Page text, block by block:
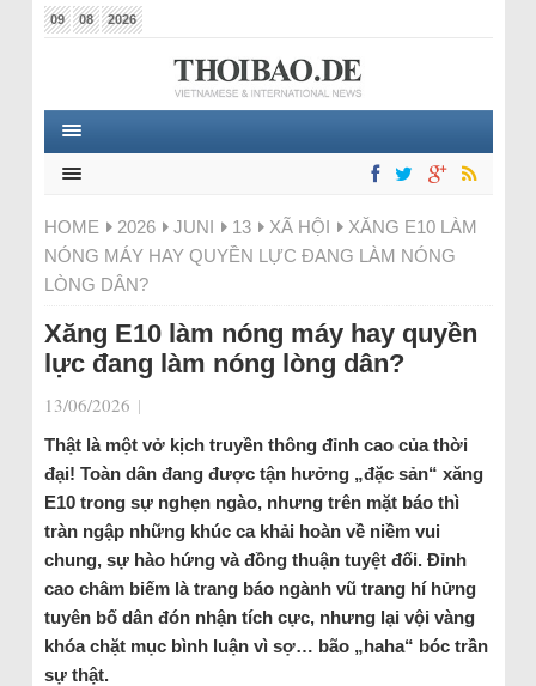
09 08 2026
HOME 2026 JUNI 13 XÃ HỘI
XĂNG E10 LÀM
NÓNG MÁY HAY QUYỀN LỰC ĐANG LÀM NÓNG
LÒNG DÂN?
Xăng E10 làm nóng máy hay quyền
lực đang làm nóng lòng dân?
13/06/2026 |
Thật là một vở kịch truyền thông đỉnh cao của thời
đại! Toàn dân đang được tận hưởng „đặc sản“ xăng
E10 trong sự nghẹn ngào, nhưng trên mặt báo thì
tràn ngập những khúc ca khải hoàn về niềm vui
chung, sự hào hứng và đồng thuận tuyệt đối. Đỉnh
cao châm biếm là trang báo ngành vũ trang hí hửng
tuyên bố dân đón nhận tích cực, nhưng lại vội vàng
khóa chặt mục bình luận vì sợ… bão „haha“ bóc trần
sự thật.